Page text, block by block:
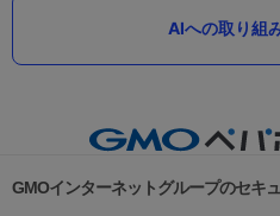
AIへの取り組
GMOインターネットグループのセキ